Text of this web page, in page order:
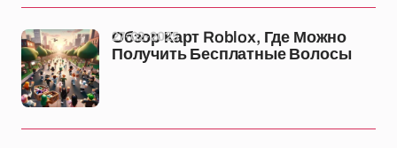
Обзор Карт Roblox, Где Можно
Получить Бесплатные Волосы
27-02-2025